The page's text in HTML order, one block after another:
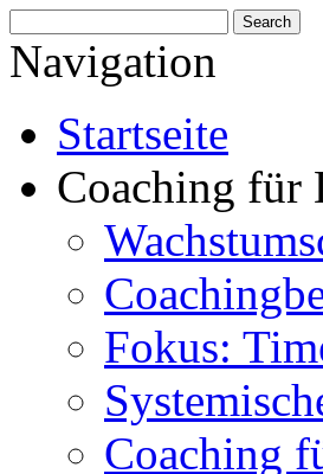
Navigation
Startseite
Coaching für
Fokus:
Coaching